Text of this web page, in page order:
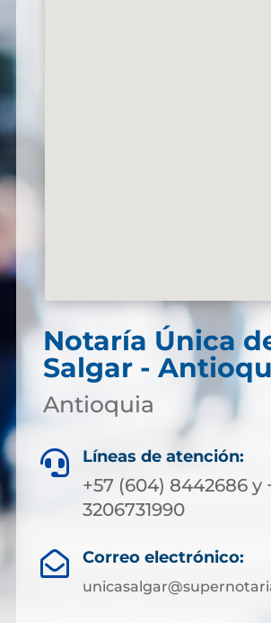
Notaría Única
Salgar -
Antioquia
 Líneas de atención:
+57 (604) 8442686 y
3206731990
 Correo electrónico: